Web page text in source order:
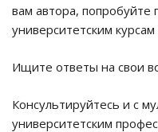
вам автора, попробуйте
университетским
Ищите ответы на свои
Консультируйтесь и с
университетским